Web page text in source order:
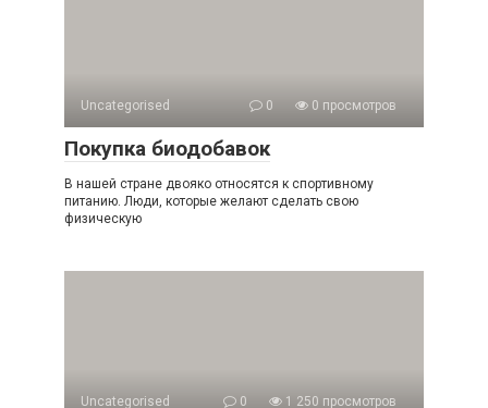
Uncategorised 0 0 просмотров
Покупка биодобавок
В нашей стране двояко относятся к спортивному
питанию. Люди, которые желают сделать свою
физическую
Uncategorised 0 1 250 просмотров